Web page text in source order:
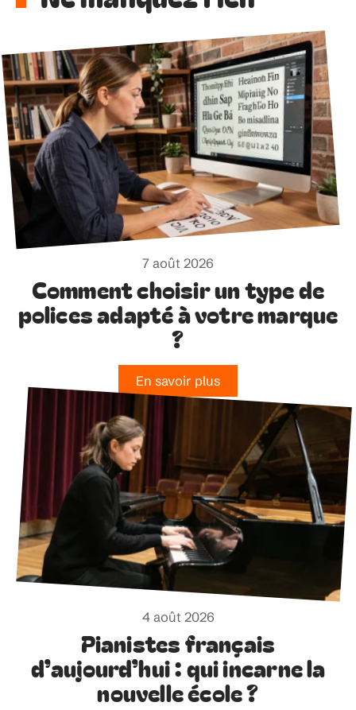
7 août 2026
Comment choisir un type de
polices adapté à votre marque
?
En savoir plus
4 août 2026
Pianistes français
d’aujourd’hui : qui incarne la
nouvelle école ?